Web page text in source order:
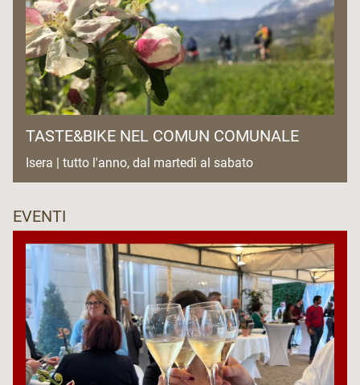
TASTE&BIKE NEL COMUN COMUNALE
Isera | tutto l'anno, dal martedì al sabato
EVENTI